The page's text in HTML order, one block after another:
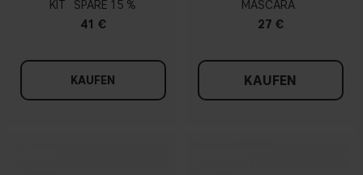
KIT
15 %
41 €
KAUFEN
MASCARA
27 €
KAUFEN